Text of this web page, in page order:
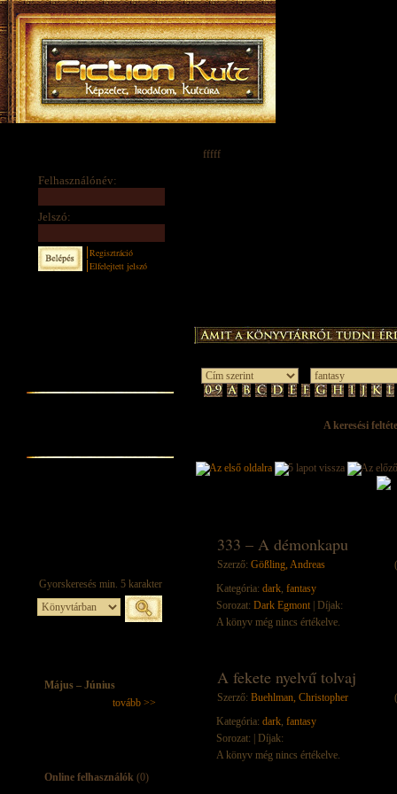
Felhasználónév:
Jelszó:
Regisztráció
Elfelejtett jelszó
Május – Június
tovább >>
Online felhasználók (0)
fffff
A keresési
333 – A démonkapu
Szerző: Gößling, Andreas
Kategória: dark, fantasy
Sorozat: Dark Egmont | Díjak:
A könyv még nincs értékelve.
A ​fekete nyelvű tolvaj
Szerző: Buehlman, Christopher
Kategória: dark, fantasy
Sorozat:
| Díjak:
A könyv még nincs értékelve.